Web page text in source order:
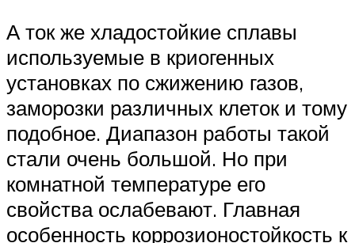
А ток же хладостойкие сплавы
используемые в криогенных
установках по сжижению газов,
заморозки различных клеток и тому
подобное. Диапазон работы такой
стали очень большой. Но при
комнатной температуре его
свойства ослабевают. Главная
особенность коррозионостойкость к